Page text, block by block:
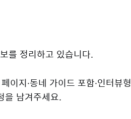
를 정리하고 있습니다.
이지·동네 가이드 포함·인터뷰형
을 남겨주세요.